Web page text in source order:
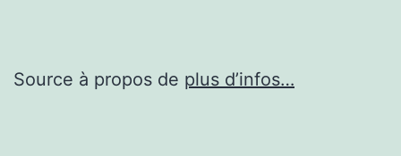
Source à propos de plus d’infos…